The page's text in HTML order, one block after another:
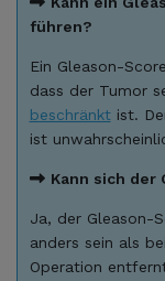
führen?
Ein Gleason-
dass der Tumor
beschränktist.
ist
Kann sich der
Ja, der Gleason-
anders sein als
Operation